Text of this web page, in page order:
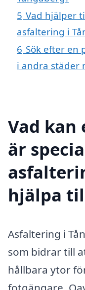
5 Vad hjälper
asfaltering i
6 Sök efter en
i andra städer
Vad kan
är
hjälpa
Asfaltering i
som bidrar till
hållbara ytor